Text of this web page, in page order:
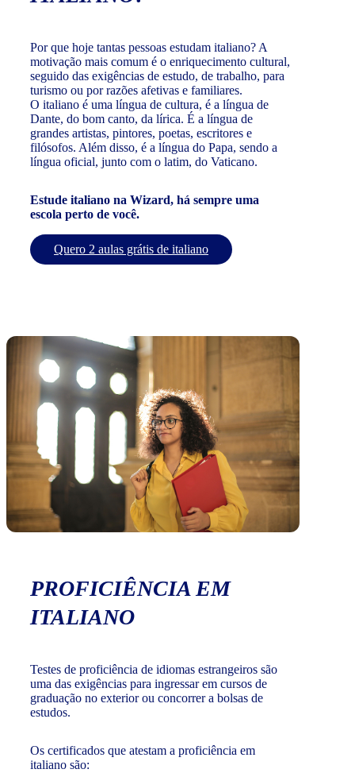
Por que hoje tantas pessoas estudam italiano? A
motivação mais comum é o enriquecimento cultural,
seguido das exigências de estudo, de trabalho, para
turismo ou por razões afetivas e familiares.
O italiano é uma língua de cultura, é a língua de
Dante, do bom canto, da lírica. É a língua de
grandes artistas, pintores, poetas, escritores e
filósofos. Além disso, é a língua do Papa, sendo a
língua oficial, junto com o latim, do Vaticano.
Estude italiano na Wizard, há sempre uma
escola perto de você.
Quero 2 aulas grátis de italiano
PROFICIÊNCIA EM
ITALIANO
Testes de proficiência de idiomas estrangeiros são
uma das exigências para ingressar em cursos de
graduação no exterior ou concorrer a bolsas de
estudos.
Os certificados que atestam a proficiência em
italiano são: